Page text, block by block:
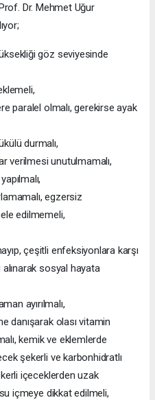
Dr. Mehmet Uğur
göz seviyesinde
paralel olmalı, gerekirse ayak
durmalı,
verilmesi unutulmamalı,
egzersiz
edilmemeli,
çeşitli enfeksiyonlara karşı
sosyal hayata
ayırılmalı,
danışarak olası vitamin
kemik ve eklemlerde
şekerli ve karbonhidratlı
içeceklerden uzak
içmeye dikkat edilmeli,